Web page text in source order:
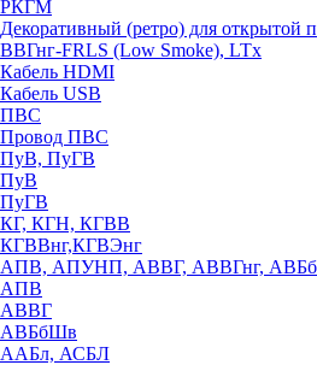
РКГМ
Декоративный (ретро) для открытой
ВВГнг-FRLS (Low Smoke), LTx
Кабель HDMI
Кабель USB
ПВС
Провод ПВС
ПуВ, ПуГВ
ПуВ
ПуГВ
КГ, КГН, КГВВ
КГВВнг,КГВЭнг
АПВ, АПУНП, АВВГ, АВВГнг,
АПВ
АВВГ
АВБбШв
ААБл, АСБЛ